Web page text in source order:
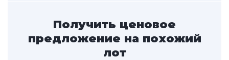
Получить ценовое
предложение на похожий
лот